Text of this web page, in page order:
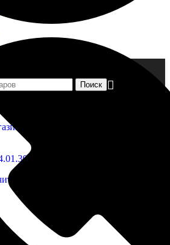
content
Поиск